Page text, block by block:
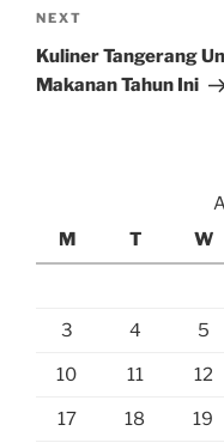
Next
Post
NEXT
Kuliner Tangerang
Makanan Tahun Ini
M
T W
3 4 5
10 11 12
17 18 19